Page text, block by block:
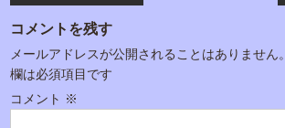
稿
ナ
ビ
ゲ
ー
コメントを残す
メールアドレスが公開されることはありません。
欄は必須項目です
コメント ※